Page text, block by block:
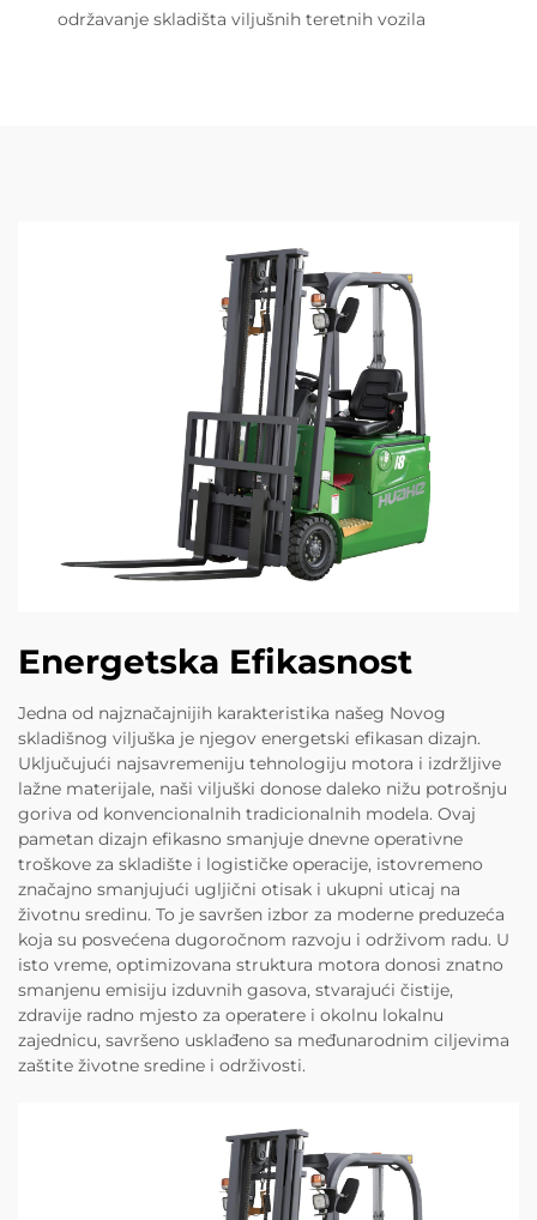
održavanje skladišta viljušnih teretnih vozila
Energetska Efikasnost
Jedna od najznačajnijih karakteristika našeg Novog
skladišnog viljuška je njegov energetski efikasan dizajn.
Uključujući najsavremeniju tehnologiju motora i izdržljive
lažne materijale, naši viljuški donose daleko nižu potrošnju
goriva od konvencionalnih tradicionalnih modela. Ovaj
pametan dizajn efikasno smanjuje dnevne operativne
troškove za skladište i logističke operacije, istovremeno
značajno smanjujući ugljični otisak i ukupni uticaj na
životnu sredinu. To je savršen izbor za moderne preduzeća
koja su posvećena dugoročnom razvoju i održivom radu. U
isto vreme, optimizovana struktura motora donosi znatno
smanjenu emisiju izduvnih gasova, stvarajući čistije,
zdravije radno mjesto za operatere i okolnu lokalnu
zajednicu, savršeno usklađeno sa međunarodnim ciljevima
zaštite životne sredine i održivosti.